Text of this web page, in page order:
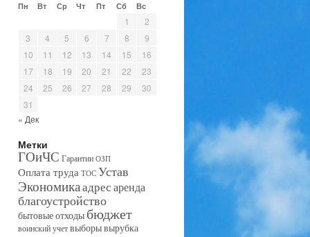
Пн Вт Ср Чт Пт Сб Вс
1
2
3
4 5 6 7 8
9
10
11 12 13 14 15
16
17
18 19 20 21 22
23
24
25 26 27 28 29
30
31
« Дек
Метки
ГОиЧС Гарантии ОЗП
Оплата труда ТОС Устав
Экономикаадресаренда
благоустройство
бытовые отходы бюджет
воинский учетвыборывырубка